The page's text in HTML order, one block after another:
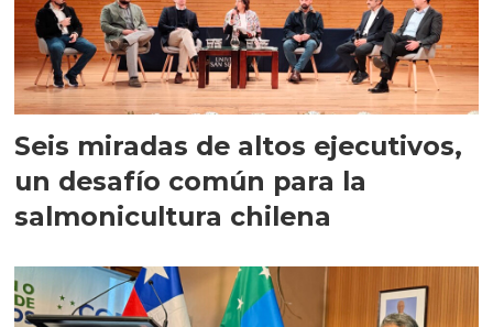
Seis miradas de altos ejecutivos,
un desafío común para la
salmonicultura chilena